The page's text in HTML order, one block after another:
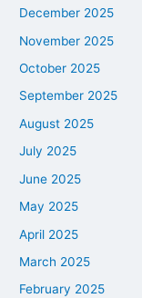
December 2025
November 2025
October 2025
September 2025
August 2025
July 2025
June 2025
May 2025
April 2025
March 2025
February 2025